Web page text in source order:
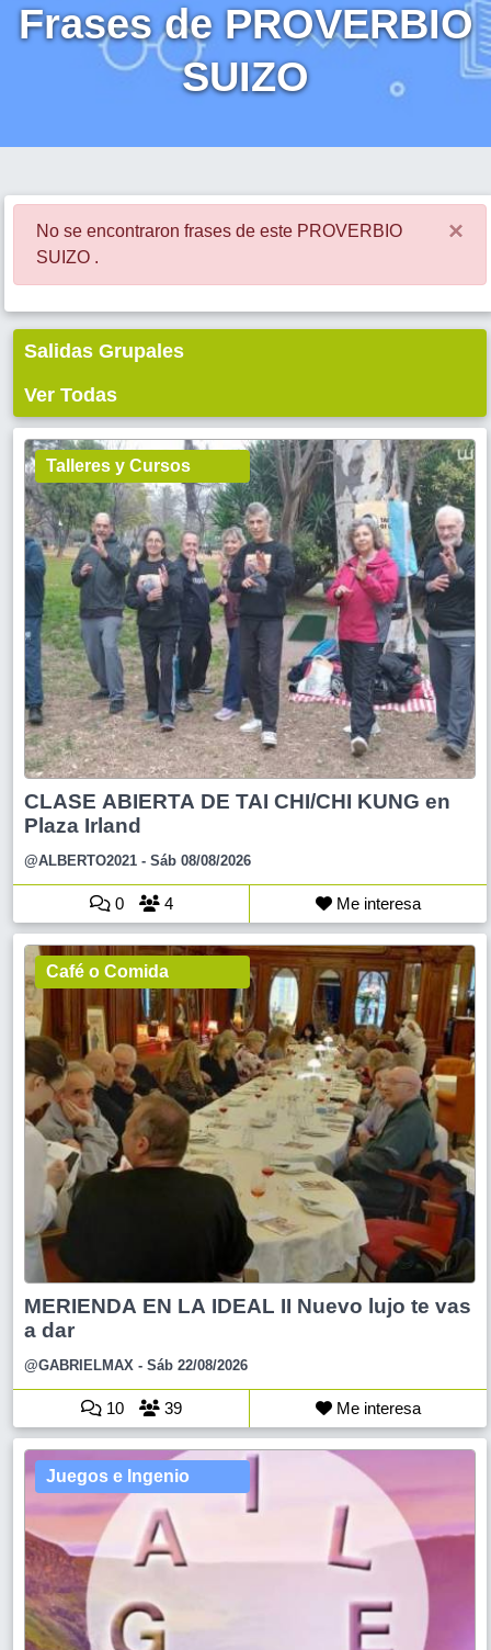
Frases de PROVERBIO
SUIZO
No se encontraron frases de este PROVERBIO
SUIZO .
×
Salidas Grupales
Ver Todas
Talleres y Cursos
CLASE ABIERTA DE TAI CHI/CHI KUNG en
Plaza Irland
@ALBERTO2021 - Sáb 08/08/2026
0 4 Me interesa
Café o Comida
MERIENDA EN LA IDEAL II Nuevo lujo te vas
a dar
@GABRIELMAX - Sáb 22/08/2026
10 39 Me interesa
Juegos e Ingenio